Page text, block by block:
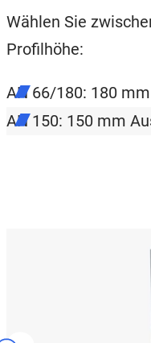
Wählen Sie
Profilhöhe:
AN 66/180: 180
AN 150: 150 mm